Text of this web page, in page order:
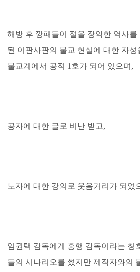
해방 후 깡패들이 절을 장악한 역사를
된 이판사판의 불교 현실에 대한 자성
불교계에서 공적 1호가 되어 있으며,
공자에 대한 글로 비난 받고,
노자에 대한 강의로 웃음거리가 되었
임권택 감독에게 흥행 감독이라는 칭
들의 시나리오를 썼지만 제작자와의